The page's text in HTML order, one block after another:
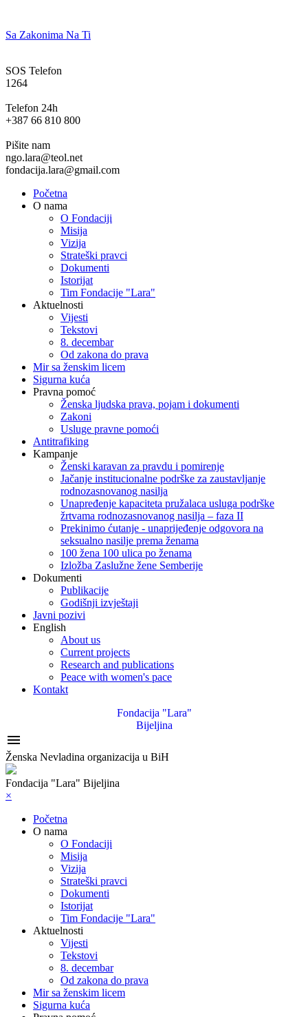
Sa Zakonima Na Ti
SOS Telefon
1264
Telefon 24h
+387 66 810 800
Pišite nam
ngo.lara@teol.net
fondacija.lara@gmail.com
Početna
O nama
O Fondaciji
Misija
Vizija
Strateški pravci
Dokumenti
Istorijat
Tim Fondacije "Lara"
Aktuelnosti
Vijesti
Tekstovi
8. decembar
Od zakona do prava
Mir sa ženskim licem
Sigurna kuća
Pravna pomoć
Ženska ljudska prava, pojam i dokumenti
Zakoni
Usluge pravne pomoći
Antitrafiking
Kampanje
Ženski karavan za pravdu i pomirenje
Jačanje institucionalne podrške za zaustavljanje
rodnozasnovanog nasilja
Unapređenje kapaciteta pružalaca usluga podrške
žrtvama rodnozasnovanog nasilja – faza II
Prekinimo ćutanje - unaprijeđenje odgovora na
seksualno nasilje prema ženama
100 žena 100 ulica po ženama
Izložba Zaslužne žene Semberije
Dokumenti
Publikacije
Godišnji izvještaji
Javni pozivi
English
About us
Current projects
Research and publications
Peace with women's pace
Kontakt
Fondacija "Lara"
Bijeljina

Ženska Nevladina organizacija u BiH
Fondacija "Lara" Bijeljina
×
Početna
O nama
O Fondaciji
Misija
Vizija
Strateški pravci
Dokumenti
Istorijat
Tim Fondacije "Lara"
Aktuelnosti
Vijesti
Tekstovi
8. decembar
Od zakona do prava
Mir sa ženskim licem
Sigurna kuća